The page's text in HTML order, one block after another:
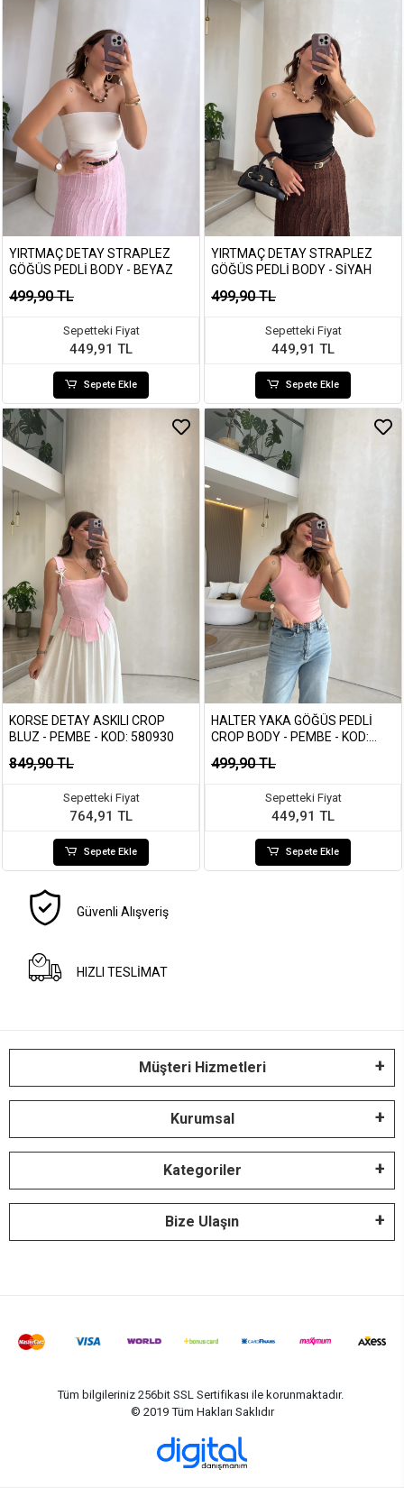
YIRTMAÇ DETAY STRAPLEZ
GÖĞÜS PEDLI BODY - BEYAZ
499,90 TL
Sepetteki Fiyat
449,91 TL
Sepete Ekle
YIRTMAÇ DETAY STRAPLEZ
GÖĞÜS PEDLI BODY - SIYAH
499,90 TL
Sepetteki Fiyat
449,91 TL
Sepete Ekle
KORSE DETAY ASKILI CROP
BLUZ - PEMBE - KOD: 580930
849,90 TL
Sepetteki Fiyat
764,91 TL
Sepete Ekle
HALTER YAKA GÖĞÜS PEDLI
CROP BODY - PEMBE - KOD:
499,90 TL
Sepetteki Fiyat
449,91 TL
Sepete Ekle
Güvenli Alışveriş
HIZLI TESLİMAT
Müşteri Hizmetleri
Kurumsal
Kategoriler
Bize Ulaşın
Tüm bilgileriniz 256bit SSL Sertifikası ile korunmaktadır.
© 2019 Tüm Hakları Saklıdır